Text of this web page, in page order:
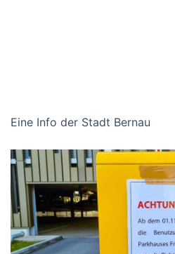
Eine Info der Stadt Bernau